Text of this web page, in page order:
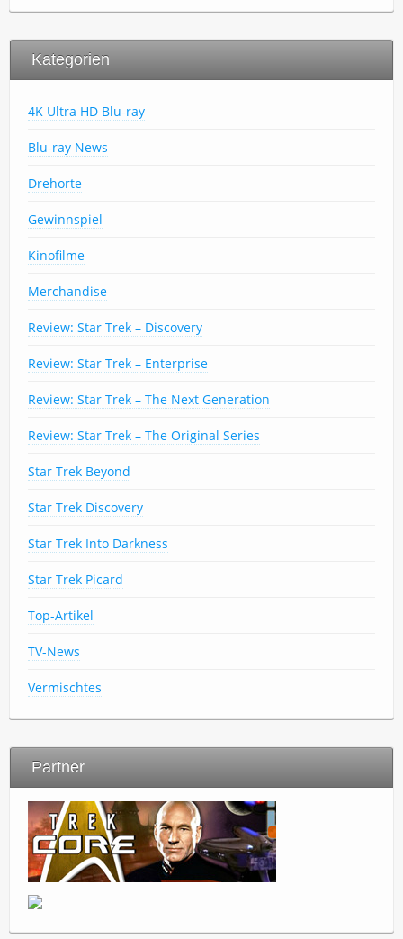
Kategorien
4K Ultra HD Blu-ray
Blu-ray News
Drehorte
Gewinnspiel
Kinofilme
Merchandise
Review: Star Trek – Discovery
Review: Star Trek – Enterprise
Review: Star Trek – The Next Generation
Review: Star Trek – The Original Series
Star Trek Beyond
Star Trek Discovery
Star Trek Into Darkness
Star Trek Picard
Top-Artikel
TV-News
Vermischtes
Partner